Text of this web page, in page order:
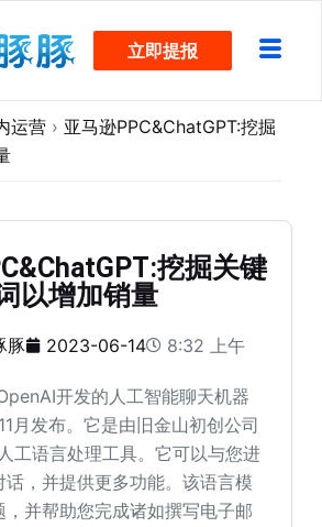
立即提报
运营 › 亚马逊PPC&ChatGPT:挖掘
挖掘关键
以增加销量
豚 2023-06-14 8:32 上午
开发的人工智能聊天机器
月发布。它是由旧金山初创公司
工语言处理工具。它可以与您进
，并提供更多功能。该语言模
并帮助您完成诸如撰写电子邮